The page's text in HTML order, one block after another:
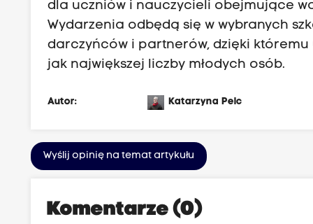
dla uczniów i nauczycieli obejmujące
Wydarzenia odbędą się w wybranych
darczyńców i partnerów, dzięki
jak największej liczby młodych osób.
Autor: Katarzyna Pelc
Wyślij opinię na temat artykułu
Komentarze (0)